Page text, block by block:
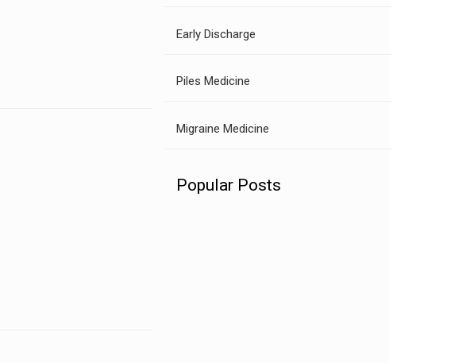
Early Discharge
Piles Medicine
Migraine Medicine
Popular Posts